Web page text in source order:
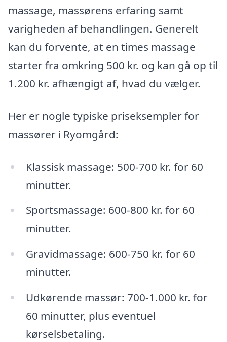
massage, massørens erfaring samt
varigheden af behandlingen. Generelt
kan du forvente, at en times massage
starter fra omkring 500 kr. og kan gå op til
1.200 kr. afhængigt af, hvad du vælger.
Her er nogle typiske priseksempler for
massører i Ryomgård:
Klassisk massage: 500-700 kr. for 60
minutter.
Sportsmassage: 600-800 kr. for 60
minutter.
Gravidmassage: 600-750 kr. for 60
minutter.
Udkørende massør: 700-1.000 kr. for
60 minutter, plus eventuel
kørselsbetaling.